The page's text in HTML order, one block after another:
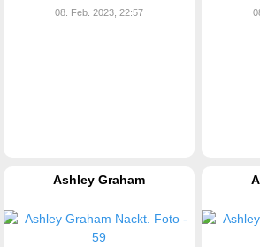
08. Feb. 2023, 22:57
Ashley Graham